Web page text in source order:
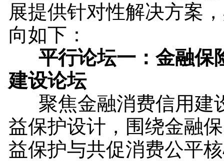
展提供针对性解决方案
向如下：
平行论坛一：金融保
建设论坛
聚焦金融消费信用建
益保护设计，围绕金融
益保护与共促消费公平